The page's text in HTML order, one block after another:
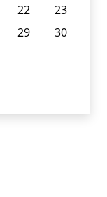
22
23
29
30